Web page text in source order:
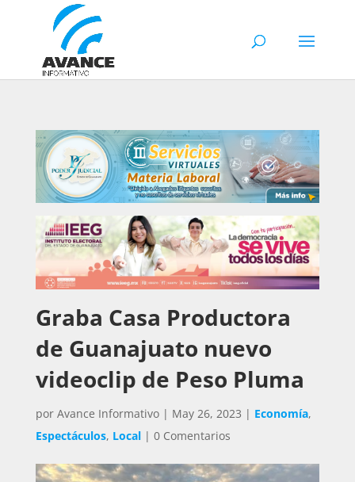
Graba Casa Productora
de Guanajuato nuevo
videoclip de Peso Pluma
por Avance Informativo| May 26, 2023 | Economía,
Espectáculos, Local| 0 Comentarios